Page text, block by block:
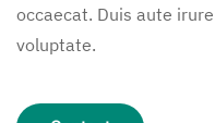
occaecat. Duis aute
voluptate.